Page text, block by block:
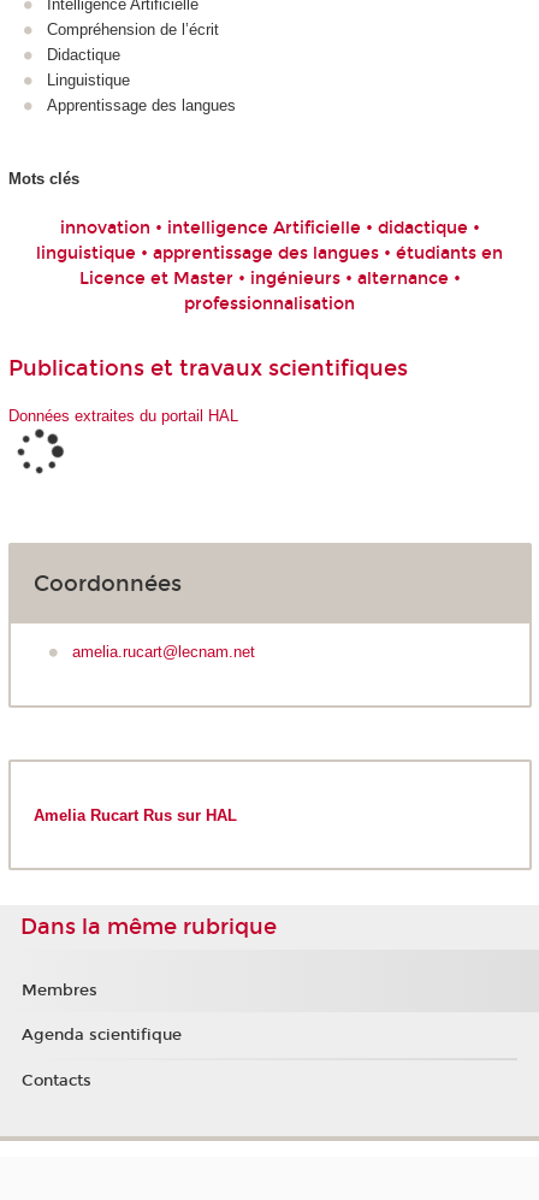
Intelligence Artificielle
Compréhension de l’écrit
Didactique
Linguistique
Apprentissage des langues
Mots clés
innovation • intelligence Artificielle • didactique •
linguistique • apprentissage des langues • étudiants en
Licence et Master • ingénieurs • alternance •
professionnalisation
Publications et travaux scientifiques
Données extraites du portail HAL
Coordonnées
amelia.rucart@lecnam.net
Amelia Rucart Rus sur HAL
Dans la même rubrique
Membres
Agenda scientifique
Contacts